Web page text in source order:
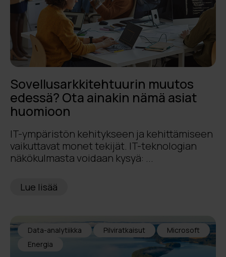
Sovellusarkkitehtuurin muutos
edessä? Ota ainakin nämä asiat
huomioon
IT-ympäristön kehitykseen ja kehittämiseen
vaikuttavat monet tekijät. IT-teknologian
näkökulmasta voidaan kysyä: ...
Lue lisää
Data-analytiikka Pilviratkaisut
Microsoft
Energia